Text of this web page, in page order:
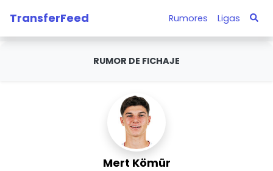
TransferFeed Rumores Ligas
RUMOR DE FICHAJE
Mert Kömür